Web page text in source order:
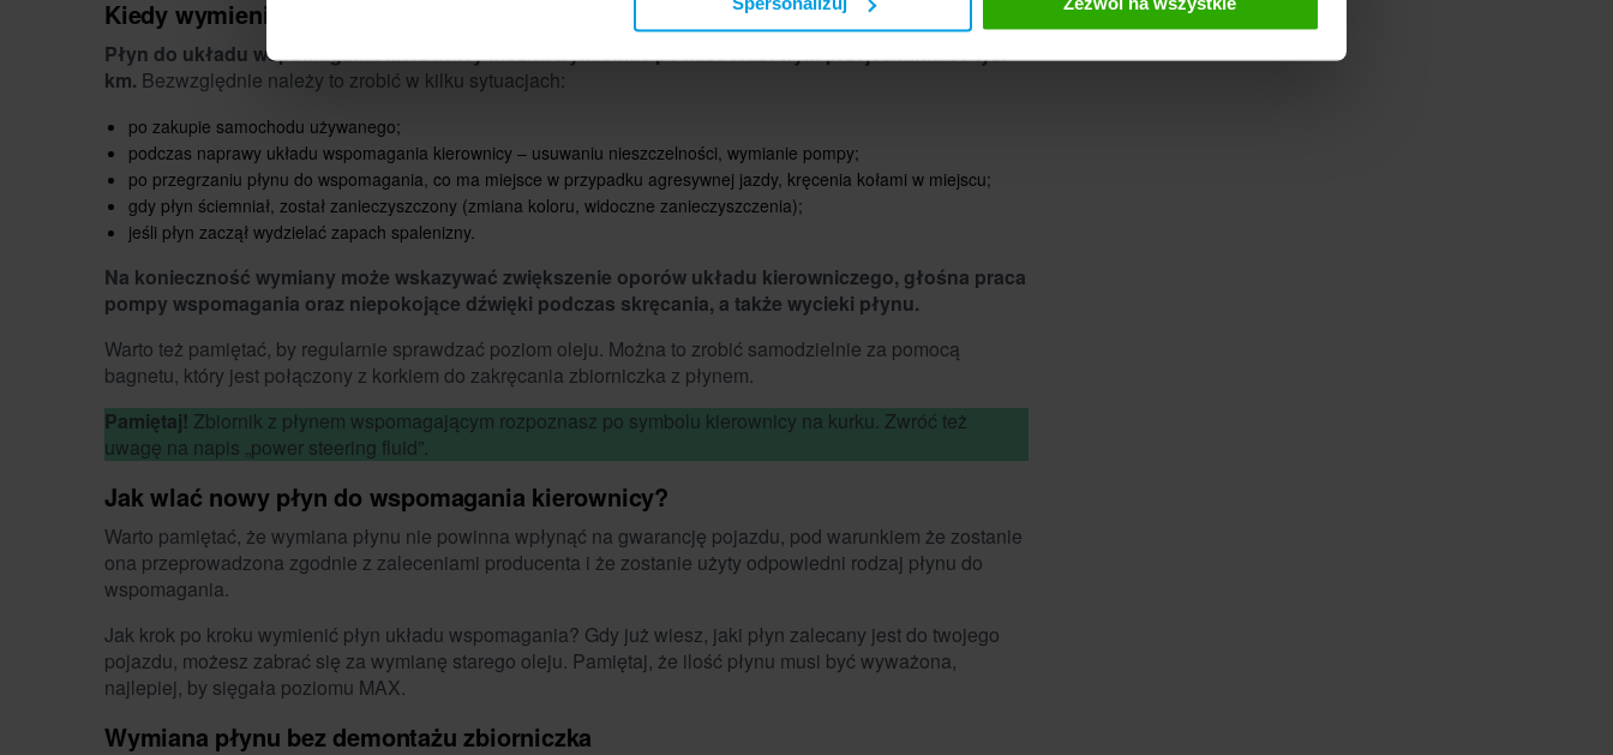
Kiedy wymienić płyn do wspomagania kierownicy?
Płyn do układu wspomagania kierownicy można wymieniać po każdorazowym przejechaniu 60 tys.
km. Bezwzględnie należy to zrobić w kilku sytuacjach:
po zakupie samochodu używanego;
podczas naprawy układu wspomagania kierownicy – usuwaniu nieszczelności, wymianie pompy;
po przegrzaniu płynu do wspomagania, co ma miejsce w przypadku agresywnej jazdy, kręcenia kołami w miejscu;
gdy płyn ściemniał, został zanieczyszczony (zmiana koloru, widoczne zanieczyszczenia);
jeśli płyn zaczął wydzielać zapach spalenizny.
Na konieczność wymiany może wskazywać zwiększenie oporów układu kierowniczego, głośna praca
pompy wspomagania oraz niepokojące dźwięki podczas skręcania, a także wycieki płynu.
Warto też pamiętać, by regularnie sprawdzać poziom oleju. Można to zrobić samodzielnie za pomocą
bagnetu, który jest połączony z korkiem do zakręcania zbiorniczka z płynem.
Pamiętaj! Zbiornik z płynem wspomagającym rozpoznasz po symbolu kierownicy na kurku. Zwróć też
uwagę na napis „power steering fluid”.
Jak wlać nowy płyn do wspomagania kierownicy?
Warto pamiętać, że wymiana płynu nie powinna wpłynąć na gwarancję pojazdu, pod warunkiem że zostanie
ona przeprowadzona zgodnie z zaleceniami producenta i że zostanie użyty odpowiedni rodzaj płynu do
wspomagania.
Jak krok po kroku wymienić płyn układu wspomagania? Gdy już wiesz, jaki płyn zalecany jest do twojego
pojazdu, możesz zabrać się za wymianę starego oleju. Pamiętaj, że ilość płynu musi być wyważona,
najlepiej, by sięgała poziomu MAX.
Wymiana płynu bez demontażu zbiorniczka